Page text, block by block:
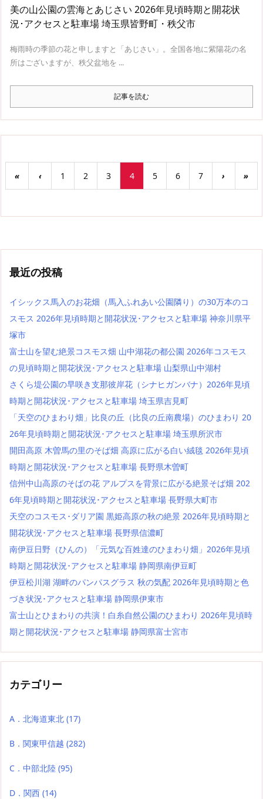
美の山公園の雲海とあじさい 2026年見頃時期と開花状
況･アクセスと駐車場 埼玉県皆野町・秩父市
梅雨時の季節の花と申しますと「あじさい」。全国各地に紫陽花の名
所はございますが、秩父盆地を ...
記事を読む
« ‹ 1 2 3 4 5 6 7 › »
最近の投稿
イシックス馬入のお花畑（馬入ふれあい公園隣り）の30万本のコ
スモス 2026年見頃時期と開花状況･アクセスと駐車場 神奈川県平
塚市
富士山を望む絶景コスモス畑 山中湖花の都公園 2026年コスモス
の見頃時期と開花状況･アクセスと駐車場 山梨県山中湖村
さくら堤公園の早咲き支那彼岸花（シナヒガンバナ）2026年見頃
時期と開花状況･アクセスと駐車場 埼玉県吉見町
「天空のひまわり畑」比良の丘（比良の丘南農場）のひまわり 20
26年見頃時期と開花状況･アクセスと駐車場 埼玉県所沢市
開田高原 木曽馬の里のそば畑 高原に広がる白い絨毯 2026年見頃
時期と開花状況･アクセスと駐車場 長野県木曽町
信州中山高原のそばの花 アルプスを背景に広がる絶景そば畑 202
6年見頃時期と開花状況･アクセスと駐車場 長野県大町市
天空のコスモス･ダリア園 黒姫高原の秋の絶景 2026年見頃時期と
開花状況･アクセスと駐車場 長野県信濃町
南伊豆日野（ひんの）「元気な百姓達のひまわり畑」2026年見頃
時期と開花状況･アクセスと駐車場 静岡県南伊豆町
伊豆松川湖 湖畔のパンパスグラス 秋の気配 2026年見頃時期と色
づき状況･アクセスと駐車場 静岡県伊東市
富士山とひまわりの共演！白糸自然公園のひまわり 2026年見頃時
期と開花状況･アクセスと駐車場 静岡県富士宮市
カテゴリー
A．北海道東北 (17)
B．関東甲信越 (282)
C．中部北陸 (95)
D．関西 (14)